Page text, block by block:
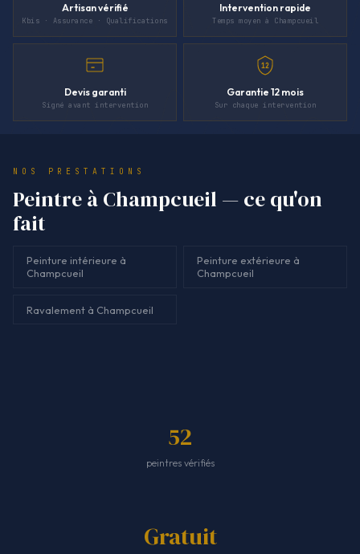
Artisan vérifié
Kbis · Assurance · Qualifications
Intervention rapide
Temps moyen à Champcueil
Devis garanti
Signé avant intervention
12
Garantie 12 mois
Sur chaque intervention
NOS PRESTATIONS
Peintre à Champcueil — ce qu'on
fait
Peinture intérieure à
Champcueil
Peinture extérieure à
Champcueil
Ravalement à Champcueil
52
peintres vérifiés
Gratuit